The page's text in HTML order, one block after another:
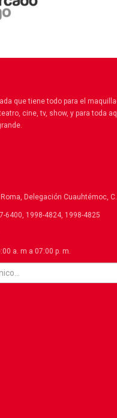
que tiene todo para el
cine, tv, show, y para toda
Delegación Cuauhtémoc,
6400, 1998-4824, 1998-4825
a. m a 07:00 p. m.